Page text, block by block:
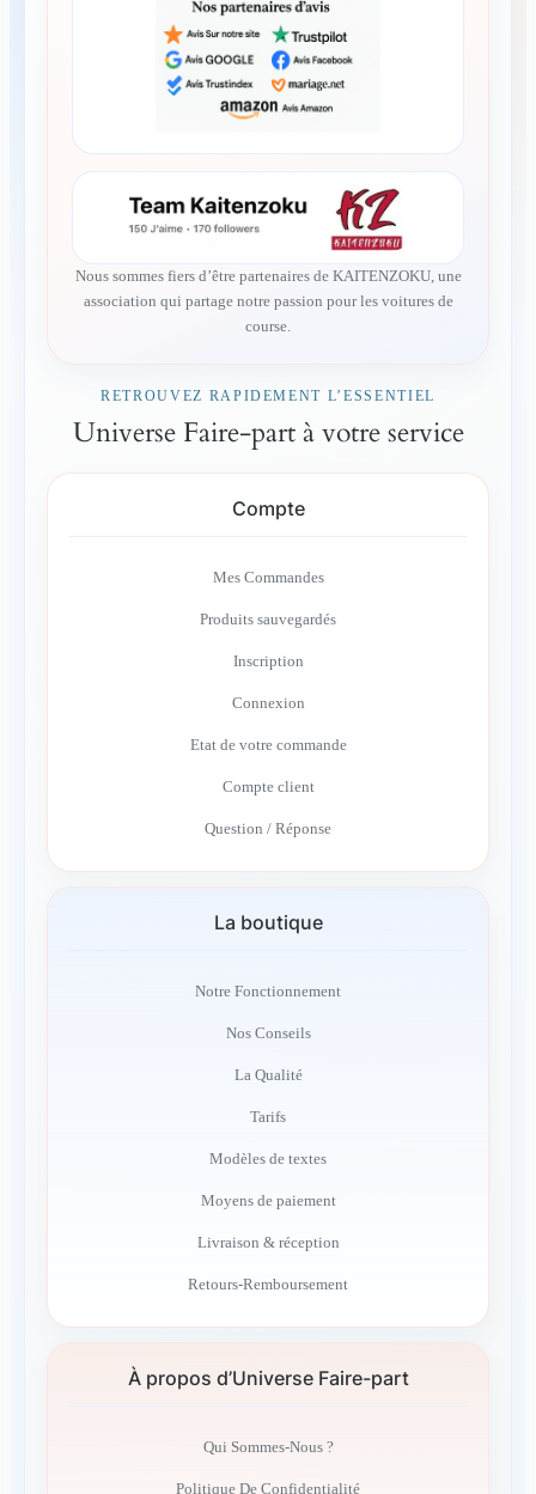
Nous sommes fiers d’être partenaires de KAITENZOKU, une
association qui partage notre passion pour les voitures de
course.
RETROUVEZ RAPIDEMENT L’ESSENTIEL
Universe Faire-part à votre service
Compte
Mes Commandes
Produits sauvegardés
Inscription
Connexion
Etat de votre commande
Compte client
Question / Réponse
La boutique
Notre Fonctionnement
Nos Conseils
La Qualité
Tarifs
Modèles de textes
Moyens de paiement
Livraison & réception
Retours-Remboursement
À propos d’Universe Faire-part
Qui Sommes-Nous ?
Politique De Confidentialité